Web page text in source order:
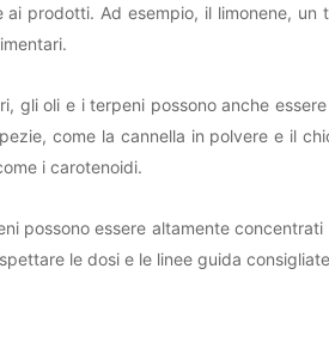
prodotti. Ad esempio, il limonene,
gli oli e i terpeni possono anche
come la cannella in polvere e il
i carotenoidi.
possono essere altamente
le dosi e le linee guida